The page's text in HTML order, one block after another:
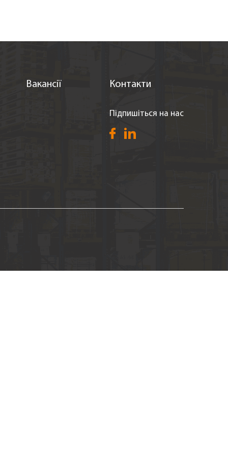
Вакансії Контакти
Підпишіться на нас